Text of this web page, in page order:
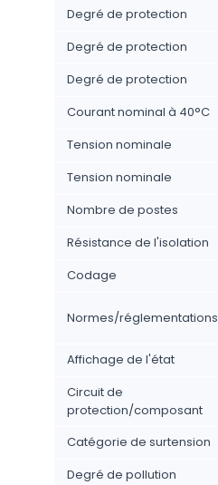
Degré de protection
Degré de protection
Degré de protection
Courant nominal à 40°C
Tension nominale
Tension nominale
Nombre de postes
Résistance de l'isolation
Codage
Normes/réglementations
Affichage de l'état
Circuit de
protection/composant
Catégorie de surtension
Degré de pollution